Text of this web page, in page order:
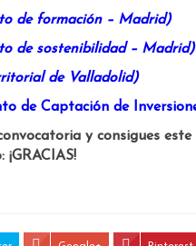
de formación – Madrid)
de sostenibilidad – Madrid)
de Valladolid)
de Captación de
y consigues